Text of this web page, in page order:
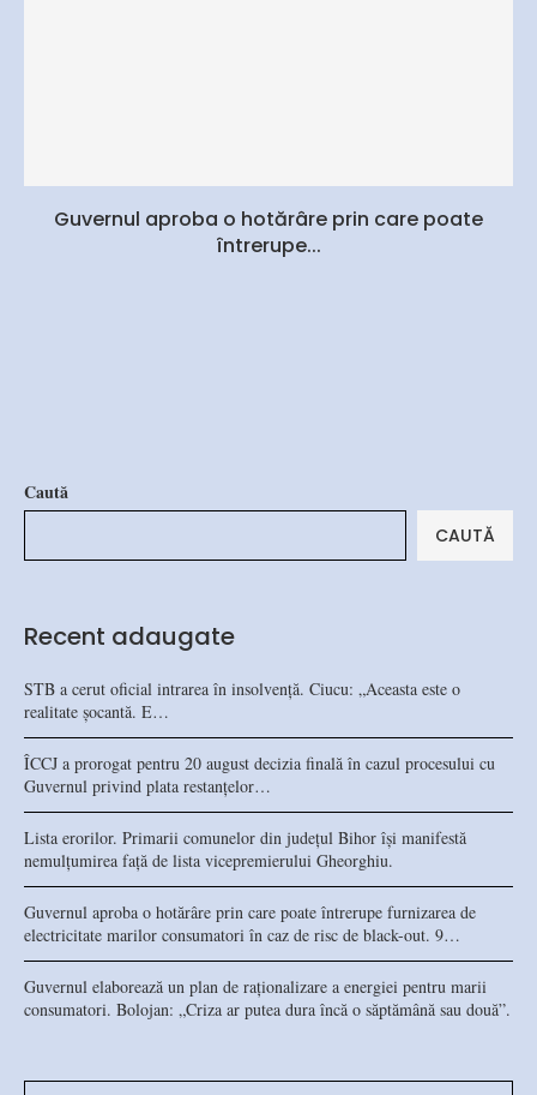
Guvernul aproba o hotărâre prin care poate
întrerupe...
Caută
CAUTĂ
Recent adaugate
STB a cerut oficial intrarea în insolvență. Ciucu: „Aceasta este o
realitate șocantă. E…
ÎCCJ a prorogat pentru 20 august decizia finală în cazul procesului cu
Guvernul privind plata restanțelor…
Lista erorilor. Primarii comunelor din județul Bihor își manifestă
nemulțumirea față de lista vicepremierului Gheorghiu.
Guvernul aproba o hotărâre prin care poate întrerupe furnizarea de
electricitate marilor consumatori în caz de risc de black-out. 9…
Guvernul elaborează un plan de raționalizare a energiei pentru marii
consumatori. Bolojan: „Criza ar putea dura încă o săptămână sau două”.